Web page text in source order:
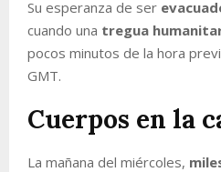
Su esperanza de ser
cuando una tregua
pocos minutos de la hora
GMT.
Cuerpos en la
La mañana del miércoles,